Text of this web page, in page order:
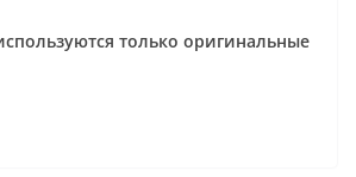
только оригинальные